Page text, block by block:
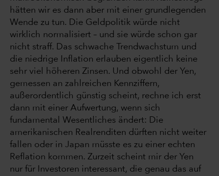
hätten wir es dann aber mit einer grundlegenden
Wende zu tun. Die Geldpolitik würde nicht
wirklich normalisiert – und sie würde schon gar
nicht straff. Das schwache Trendwachstum und
die niedrige Inflation erlauben eigentlich keine
sehr viel höheren Zinsen. Und obwohl der Yen,
gemessen an zahlreichen Kennziffern,
außerordentlich günstig scheint, rechne ich erst
dann mit einer Aufwertung, wenn sich
fundamental Wesentliches ändert: Die
amerikanischen Realrenditen dürften nicht weiter
fallen oder in Japan müsste es zu einer echten
Reflation kommen. Zurzeit scheint mir der Yen
nur für Investoren interessant, die genau das auf